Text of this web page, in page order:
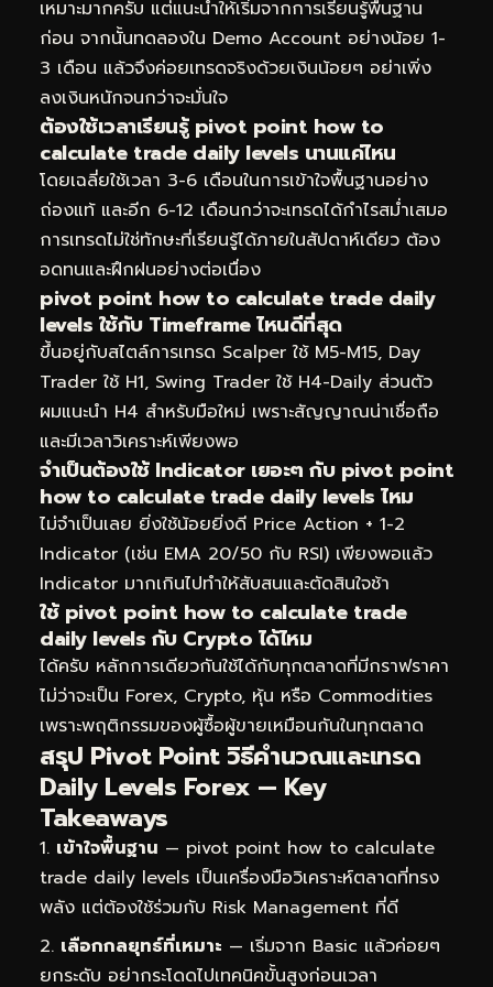
เหมาะมากครับ แต่แนะนำให้เริ่มจากการเรียนรู้พื้นฐาน
ก่อน จากนั้นทดลองใน Demo Account อย่างน้อย 1-
3 เดือน แล้วจึงค่อยเทรดจริงด้วยเงินน้อยๆ อย่าเพิ่ง
ลงเงินหนักจนกว่าจะมั่นใจ
ต้องใช้เวลาเรียนรู้ pivot point how to
calculate trade daily levels นานแค่ไหน
โดยเฉลี่ยใช้เวลา 3-6 เดือนในการเข้าใจพื้นฐานอย่าง
ถ่องแท้ และอีก 6-12 เดือนกว่าจะเทรดได้กำไรสม่ำเสมอ
การเทรดไม่ใช่ทักษะที่เรียนรู้ได้ภายในสัปดาห์เดียว ต้อง
อดทนและฝึกฝนอย่างต่อเนื่อง
pivot point how to calculate trade daily
levels ใช้กับ Timeframe ไหนดีที่สุด
ขึ้นอยู่กับสไตล์การเทรด Scalper ใช้ M5-M15, Day
Trader ใช้ H1, Swing Trader ใช้ H4-Daily ส่วนตัว
ผมแนะนำ H4 สำหรับมือใหม่ เพราะสัญญาณน่าเชื่อถือ
และมีเวลาวิเคราะห์เพียงพอ
จำเป็นต้องใช้ Indicator เยอะๆ กับ pivot point
how to calculate trade daily levels ไหม
ไม่จำเป็นเลย ยิ่งใช้น้อยยิ่งดี Price Action + 1-2
Indicator (เช่น EMA 20/50 กับ RSI) เพียงพอแล้ว
Indicator มากเกินไปทำให้สับสนและตัดสินใจช้า
ใช้ pivot point how to calculate trade
daily levels กับ Crypto ได้ไหม
ได้ครับ หลักการเดียวกันใช้ได้กับทุกตลาดที่มีกราฟราคา
ไม่ว่าจะเป็น Forex, Crypto, หุ้น หรือ Commodities
เพราะพฤติกรรมของผู้ซื้อผู้ขายเหมือนกันในทุกตลาด
สรุป Pivot Point วิธีคำนวณและเทรด
Daily Levels Forex — Key
Takeaways
เข้าใจพื้นฐาน — pivot point how to calculate
trade daily levels เป็นเครื่องมือวิเคราะห์ตลาดที่ทรง
พลัง แต่ต้องใช้ร่วมกับ Risk Management ที่ดี
เลือกกลยุทธ์ที่เหมาะ — เริ่มจาก Basic แล้วค่อยๆ
ยกระดับ อย่ากระโดดไปเทคนิคขั้นสูงก่อนเวลา